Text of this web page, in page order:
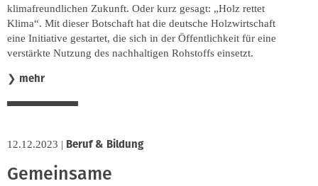
klimafreundlichen Zukunft. Oder kurz gesagt: „Holz rettet
Klima“. Mit dieser Botschaft hat die deutsche Holzwirtschaft
eine Initiative gestartet, die sich in der Öffentlichkeit für eine
verstärkte Nutzung des nachhaltigen Rohstoffs einsetzt.
❯ mehr
12.12.2023 | Beruf & Bildung
Gemeinsame